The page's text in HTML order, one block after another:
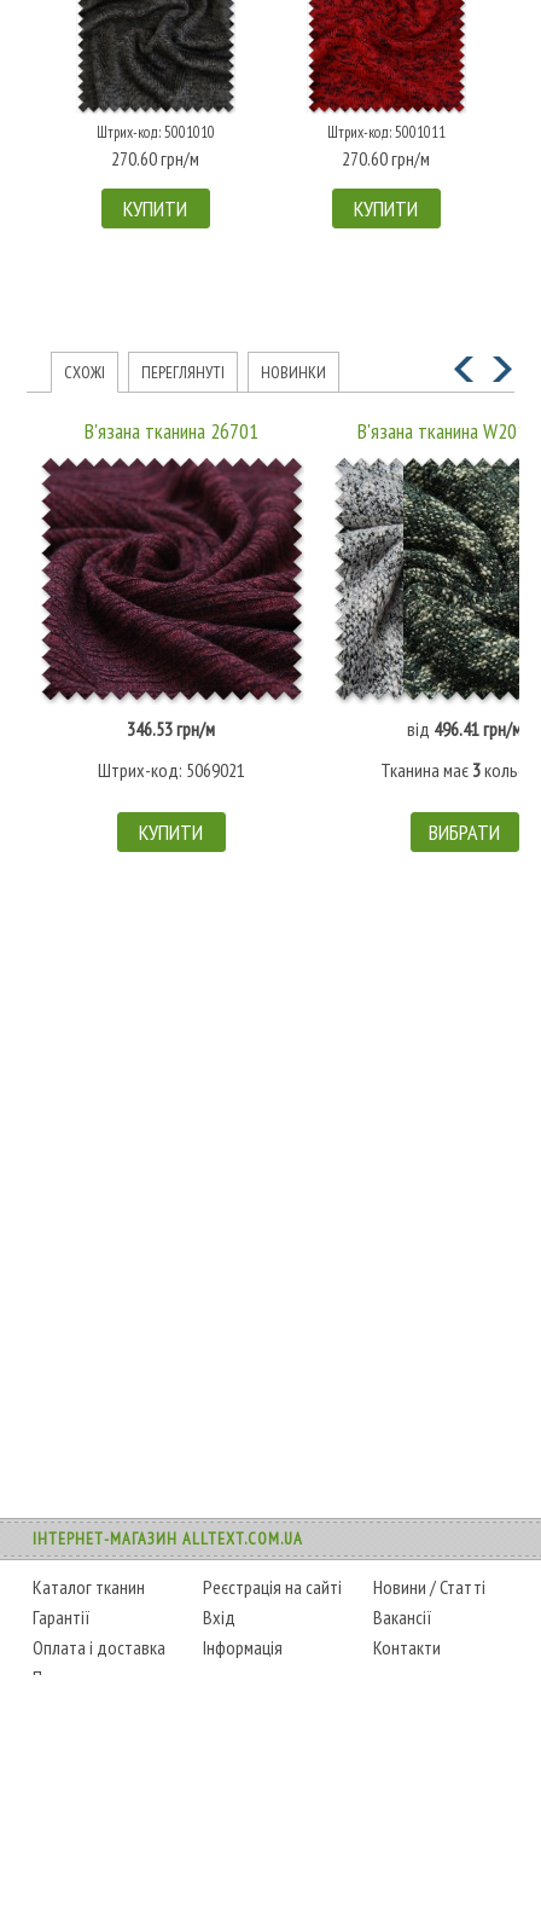
Штрих-код: 5001010
270.60 грн/м
КУПИТИ
Штрих-код: 5001011
270.60 грн/м
КУПИТИ
СХОЖІ ПЕРЕГЛЯНУТІ НОВИНКИ
В'язана тканина 26701
346.53 грн/м
Штрих-код: 5069021
КУПИТИ
В'язана тканина
від 496.41 грн/м
Тканина має 3
ВИБРАТИ
ІНТЕРНЕТ-МАГАЗИН ALLTEXT.COM.UA
Каталог тканин
Гарантії
Оплата і доставка
Повернення товару
Реєстрація на сайті
Вхід
Інформація
Новини /Статті
Вакансії
Контакти